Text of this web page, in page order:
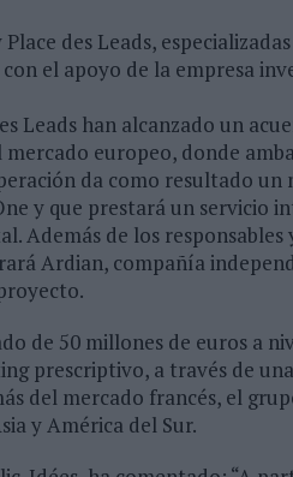
EN SU ESTRATEGIA
Y SUPERA AL MÓVIL COMO DISPOSITIVO
COMERCIAL GLOBAL
EN CORNETTO, CALIPPO Y SOLERO
HISTÓRICO EN ACTIVOS
DE SUS RELACIONES CON LOS MEDIOS
ÚLTIMA CAMPAÑA INTERNACIONAL
A LARGO PLAZO Y LA MEDICIÓN SON DOS
des Leads,
el apoyo de la empresa
Leads han alcanzado un
europeo, donde
da como resultado un
y que prestará un servicio
Además de los responsables
Ardian, compañía
de 50 millones de euros a
prescriptivo, a través de
del mercado francés, el
y América del Sur.